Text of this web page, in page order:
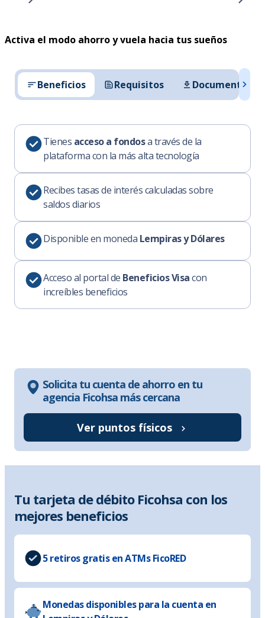
Activa el modo ahorro y vuela hacia tus sueños
Beneficios Requisitos
Tienes acceso a fondosa través de la
plataforma con la más alta tecnología
Recibes tasas de interés calculadas sobre
saldos diarios
Disponible en moneda Lempiras y Dólares
Acceso al portal de Beneficios Visacon
increíbles beneficios
Solicita tu cuenta de ahorro en tu
agencia Ficohsa más cercana
Ver puntos físicos
Tu tarjeta de débito Ficohsa con los
mejores beneficios
5 retiros gratis en ATMs FicoRED
Monedas disponibles para la cuenta en